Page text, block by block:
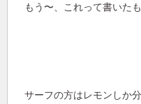
もう〜、これって書いた
サーフの方はレモンしか